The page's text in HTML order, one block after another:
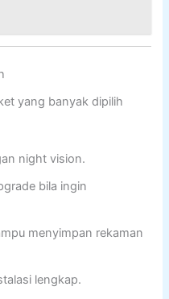
yang banyak dipilih
night vision.
bila ingin
menyimpan rekaman
lengkap.